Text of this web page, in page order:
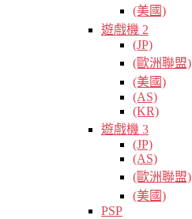
(美國)
遊戲機 2
(JP)
(歐洲聯盟)
(美國)
(AS)
(KR)
遊戲機 3
(JP)
(AS)
(歐洲聯盟)
(美國)
PSP